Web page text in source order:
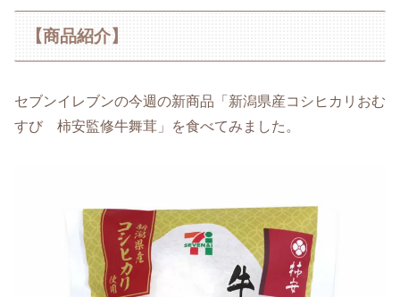
【商品紹介】
セブンイレブンの今週の新商品「新潟県産コシヒカリおむ
すび 柿安監修牛舞茸」を食べてみました。